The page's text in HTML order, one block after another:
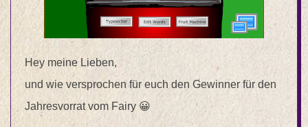
Hey meine Lieben,
und wie versprochen für euch den Gewinner für den
Jahresvorrat vom Fairy 😀